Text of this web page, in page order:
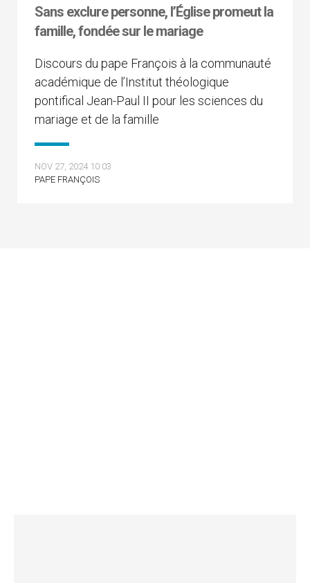
Sans exclure personne, l’Église promeut la
famille, fondée sur le mariage
Discours du pape François à la communauté
académique de l’Institut théologique
pontifical Jean-Paul II pour les sciences du
mariage et de la famille
NOV 27, 2024 10:03
PAPE FRANÇOIS